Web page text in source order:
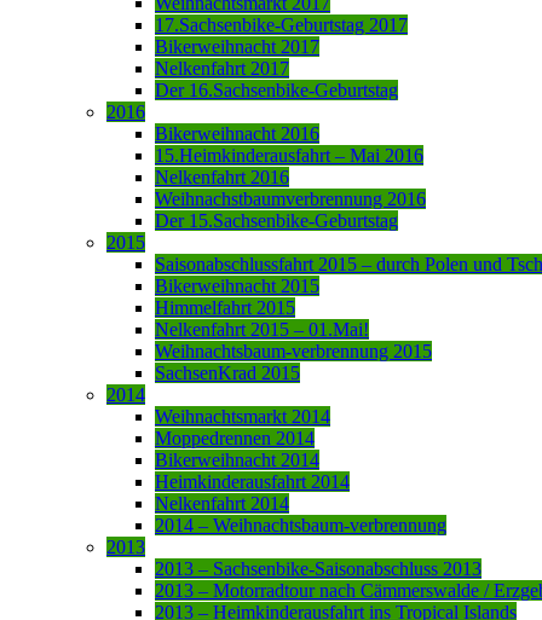
17.Sachsenbike-Geburtstag 2017
Bikerweihnacht 2017
Nelkenfahrt 2017
Der 16.Sachsenbike-Geburtstag
2016
Bikerweihnacht 2016
15.Heimkinderausfahrt – Mai 2016
Nelkenfahrt 2016
Weihnachstbaumverbrennung 2016
Der 15.Sachsenbike-Geburtstag
2015
Saisonabschlussfahrt 2015 – durch Polen und
Bikerweihnacht 2015
Himmelfahrt 2015
Nelkenfahrt 2015 – 01.Mai!
Weihnachtsbaum-verbrennung 2015
SachsenKrad 2015
2014
Weihnachtsmarkt 2014
Moppedrennen 2014
Bikerweihnacht 2014
Heimkinderausfahrt 2014
Nelkenfahrt 2014
2014 – Weihnachtsbaum-verbrennung
2013
2013 – Sachsenbike-Saisonabschluss 2013
2013 – Motorradtour nach Cämmerswalde /
2013 – Heimkinderausfahrt ins Tropical Islands